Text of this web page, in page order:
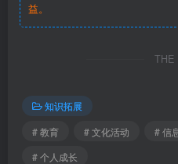
益。
THE
知识拓展
# 教育
# 文化活动 # 信
# 个人成长